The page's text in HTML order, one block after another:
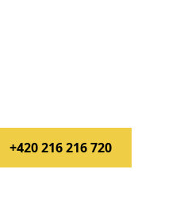
+420 216 216 720